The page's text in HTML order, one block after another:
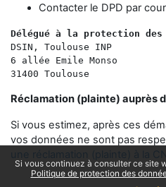
Si vous continuez à consulter ce site
Politique de protection des
Contacter le DPD par
Délégué à la protection des
DSIN, Toulouse INP
6 allée Emile Monso
31400 Toulouse
Réclamation (plainte) auprès
Si vous estimez, après ces
vos données ne sont pas
une réclamation (plainte) à la